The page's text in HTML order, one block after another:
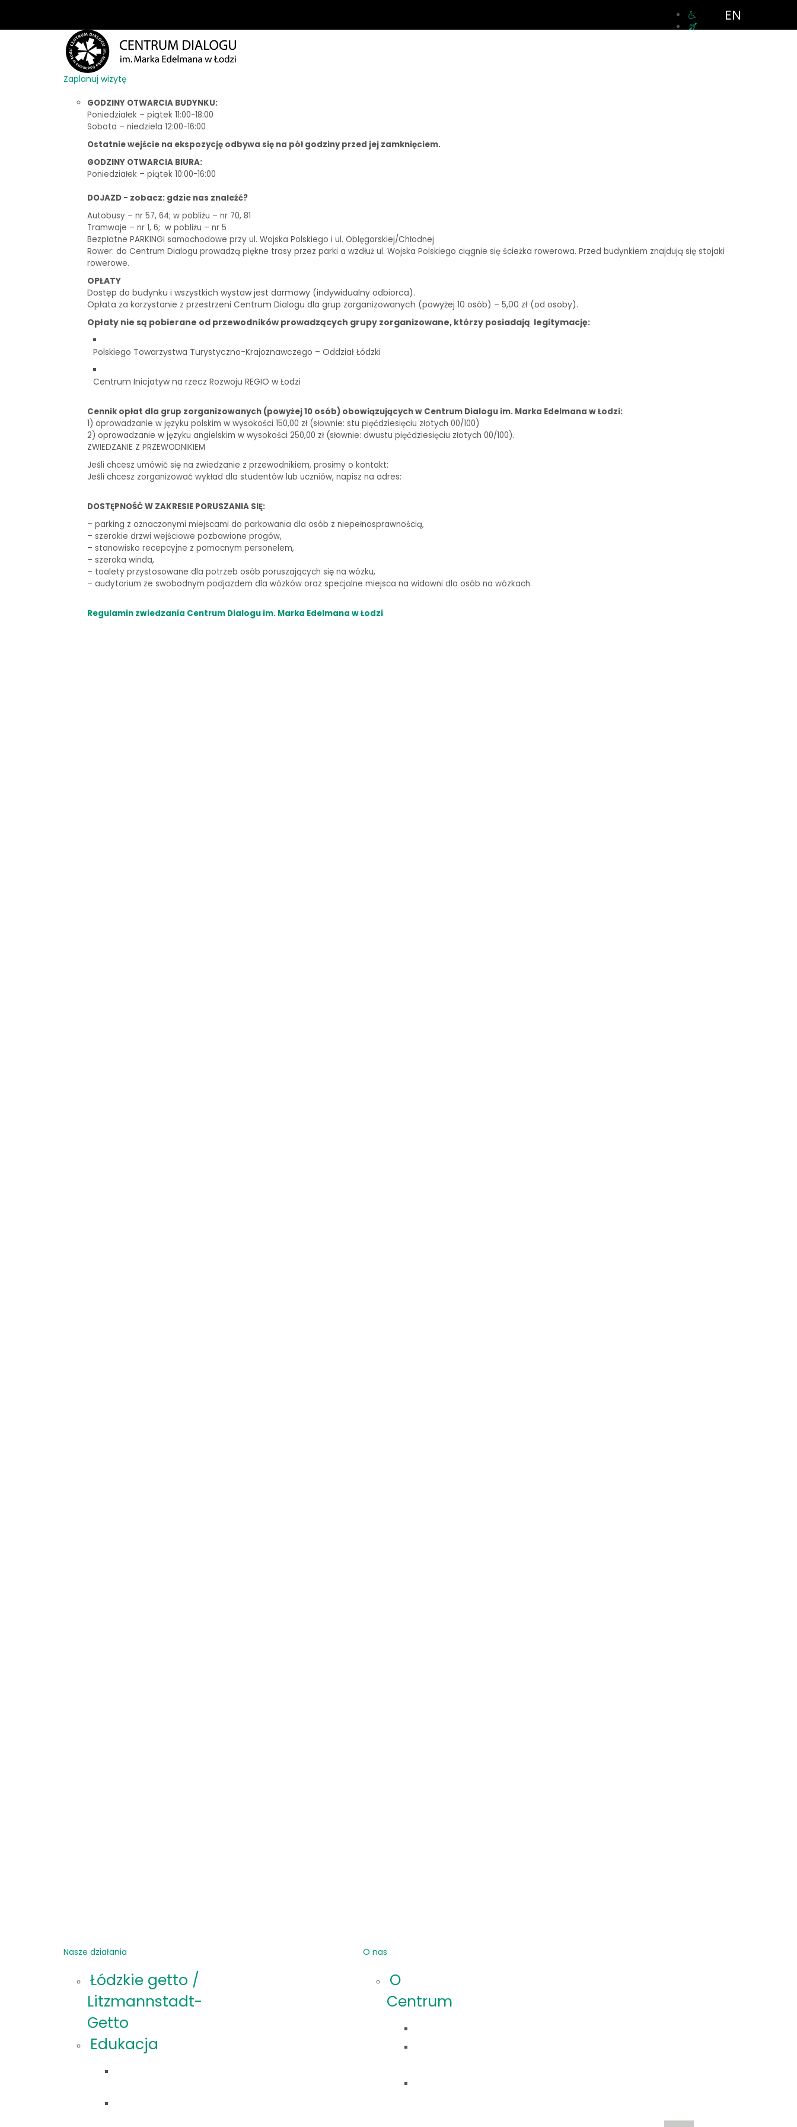
EN
Zaplanuj wizytę
GODZINY OTWARCIA BUDYNKU:
Poniedziałek – piątek 11:00-18:00
Sobota – niedziela 12:00-16:00
Ostatnie wejście na ekspozycję odbywa się na pół godziny przed jej zamknięciem.
GODZINY OTWARCIA BIURA:
Poniedziałek – piątek 10:00-16:00
DOJAZD - zobacz: gdzie nas znaleźć?
Autobusy – nr 57, 64; w pobliżu – nr 70, 81
Tramwaje – nr 1, 6; w pobliżu – nr 5
Bezpłatne PARKINGI samochodowe przy ul. Wojska Polskiego i ul. Oblęgorskiej/Chłodnej
Rower: do Centrum Dialogu prowadzą piękne trasy przez parki a wzdłuż ul. Wojska Polskiego ciągnie się ścieżka rowerowa. Przed budynkiem znajdują się stojaki
rowerowe.
OPŁATY
Dostęp do budynku i wszystkich wystaw jest darmowy (indywidualny odbiorca).
Opłata za korzystanie z przestrzeni Centrum Dialogu dla grup zorganizowanych (powyżej 10 osób) – 5,00 zł (od osoby).
Opłaty nie są pobierane od przewodników prowadzących grupy zorganizowane, którzy posiadają legitymację:
Polskiego Towarzystwa Turystyczno-Krajoznawczego – Oddział Łódzki
Centrum Inicjatyw na rzecz Rozwoju REGIO w Łodzi
Cennik opłat dla grup zorganizowanych (powyżej 10 osób) obowiązujących w Centrum Dialogu im. Marka Edelmana w Łodzi:
1) oprowadzanie w języku polskim w wysokości 150,00 zł (słownie: stu pięćdziesięciu złotych 00/100)
2) oprowadzanie w języku angielskim w wysokości 250,00 zł (słownie: dwustu pięćdziesięciu złotych 00/100).
ZWIEDZANIE Z PRZEWODNIKIEM
Jeśli chcesz umówić się na zwiedzanie z przewodnikiem, prosimy o kontakt:
Jeśli chcesz zorganizować wykład dla studentów lub uczniów, napisz na adres:
DOSTĘPNOŚĆ W ZAKRESIE PORUSZANIA SIĘ:
– parking z oznaczonymi miejscami do parkowania dla osób z niepełnosprawnością,
– szerokie drzwi wejściowe pozbawione progów,
– stanowisko recepcyjne z pomocnym personelem,
– szeroka winda,
– toalety przystosowane dla potrzeb osób poruszających się na wózku,
– audytorium ze swobodnym podjazdem dla wózków oraz specjalne miejsca na widowni dla osób na wózkach.
Regulamin zwiedzania Centrum Dialogu im. Marka Edelmana w Łodzi
Nasze działania
Łódzkie getto /
Litzmannstadt-
Getto
Edukacja
O nas
O
Centrum